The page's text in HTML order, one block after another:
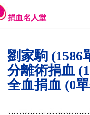
捐血名人堂
劉家駒 (1586
分離術捐血
全血捐血 (0